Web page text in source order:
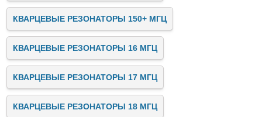
КВАРЦЕВЫЕ РЕЗОНАТОРЫ 150+ МГЦ
КВАРЦЕВЫЕ РЕЗОНАТОРЫ 16 МГЦ
КВАРЦЕВЫЕ РЕЗОНАТОРЫ 17 МГЦ
КВАРЦЕВЫЕ РЕЗОНАТОРЫ 18 МГЦ